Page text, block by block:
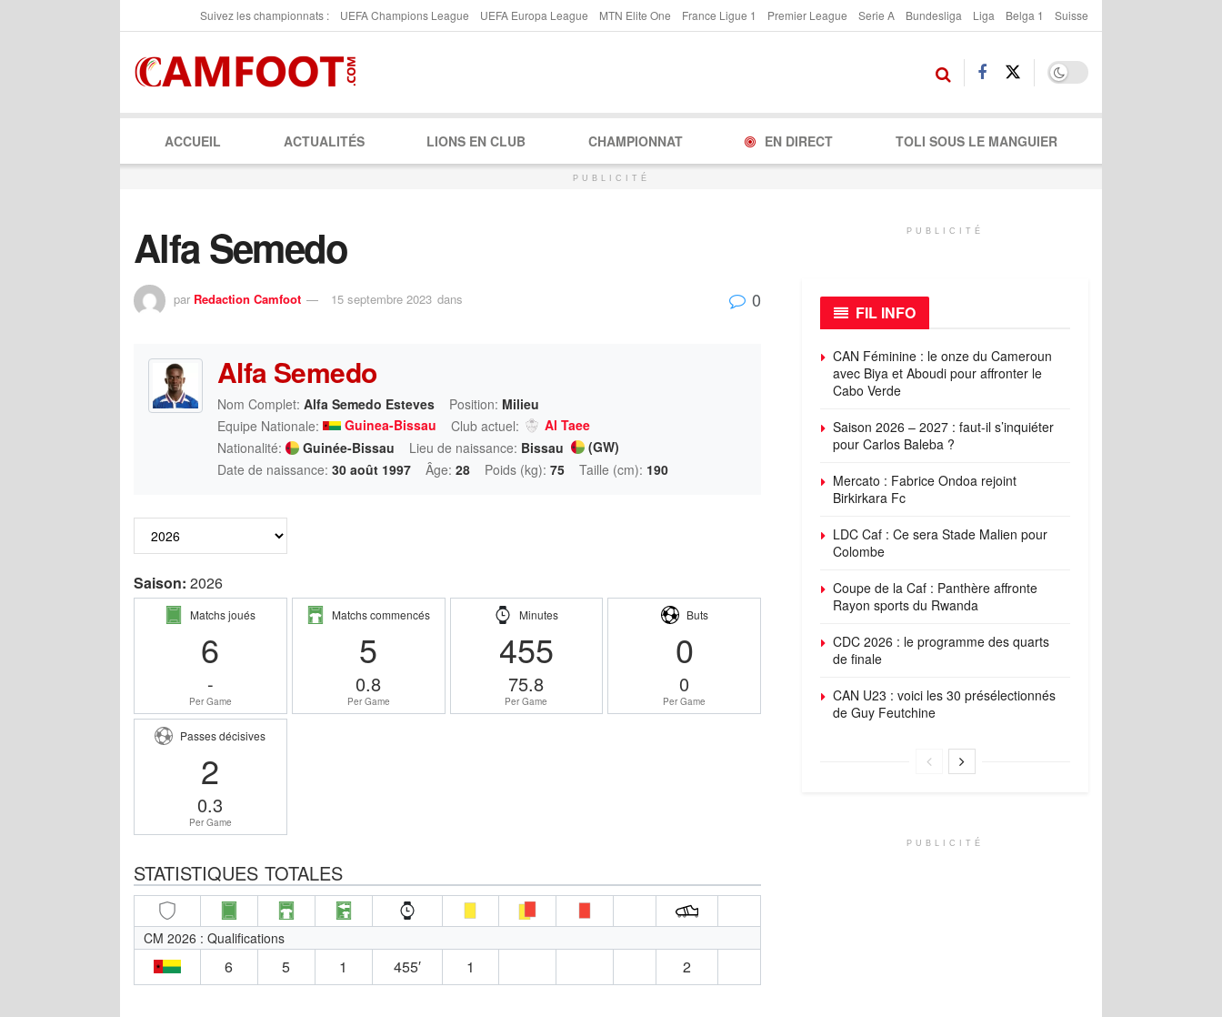
Suivez les championnats : UEFA Champions League UEFA Europa League MTN Elite One France Ligue 1 Premier League Serie A Bundesliga Liga Belga 1 Suisse
ACCUEIL ACTUALITÉS LIONS EN CLUB CHAMPIONNAT EN DIRECT TOLI SOUS LE MANGUIER
PUBLICITÉ
Alfa Semedo
par Redaction Camfoot 15 septembre 2023 dans 0
Alfa Semedo
Nom Complet: Alfa Semedo Esteves Position: Milieu
Equipe Nationale:
Guinea-Bissau Club actuel:
Al Taee
Nationalité:
Guinée-Bissau Lieu de naissance: Bissau
(GW)
Date de naissance: 30 août 1997 Âge: 28 Poids (kg): 75 Taille (cm): 190
Saison: 2026
Matchs joués
6
-
Per Game
Matchs commencés
5
0.8
Per Game
Minutes
455
75.8
Per Game
Buts
0
0
Per Game
Passes décisives
2
0.3
Per Game
STATISTIQUES TOTALES
CM 2026 : Qualifications
6 5 1 455′ 1 2
PUBLICITÉ
FIL INFO
CAN Féminine : le onze du Cameroun
avec Biya et Aboudi pour affronter le
Cabo Verde
Saison 2026 – 2027 : faut-il s’inquiéter
pour Carlos Baleba ?
Mercato : Fabrice Ondoa rejoint
Birkirkara Fc
LDC Caf : Ce sera Stade Malien pour
Colombe
Coupe de la Caf : Panthère affronte
Rayon sports du Rwanda
CDC 2026 : le programme des quarts
de finale
CAN U23 : voici les 30 présélectionnés
de Guy Feutchine
PUBLICITÉ